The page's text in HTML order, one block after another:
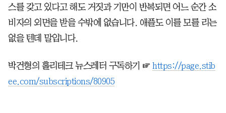
스를 갖고 있다고 해도 거짓과 기만이 반복되면 어느 순간 소
비자의 외면을 받을 수밖에 없습니다. 애플도 이를 모를 리는
없을 텐데 말입니다.
박건형의 홀리테크 뉴스레터 구독하기 ☞ https://page.stib
ee.com/subscriptions/80905